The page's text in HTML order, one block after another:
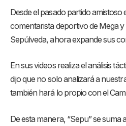
Desde el pasado partido amistoso
comentarista deportivo de Mega
Sepúlveda, ahora expande sus
En sus videos realiza el análisis
dijo que no solo analizará a
también hará lo propio con el
De esta manera, “Sepu” se suma